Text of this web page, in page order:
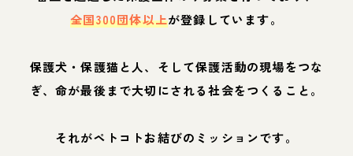
全国300団体以上が登録しています。
保護犬・保護猫と人、そして保護活動の現場をつな
ぎ、命が最後まで大切にされる社会をつくること。
それがペトコトお結びのミッションです。